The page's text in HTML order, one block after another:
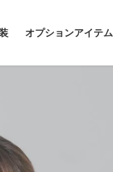
オプションアイテム